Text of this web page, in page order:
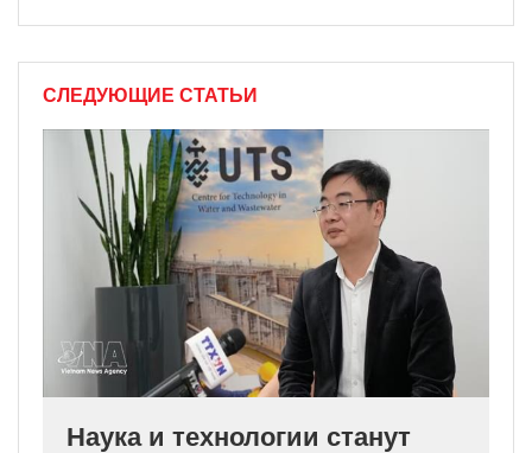
СЛЕДУЮЩИЕ СТАТЬИ
Наука и технологии станут